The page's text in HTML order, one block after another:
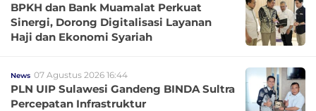
BPKH dan Bank Muamalat Perkuat
Sinergi, Dorong Digitalisasi Layanan
Haji dan Ekonomi Syariah
News 07 Agustus 2026 16:44
PLN UIP Sulawesi Gandeng BINDA Sultra
Percepatan Infrastruktur